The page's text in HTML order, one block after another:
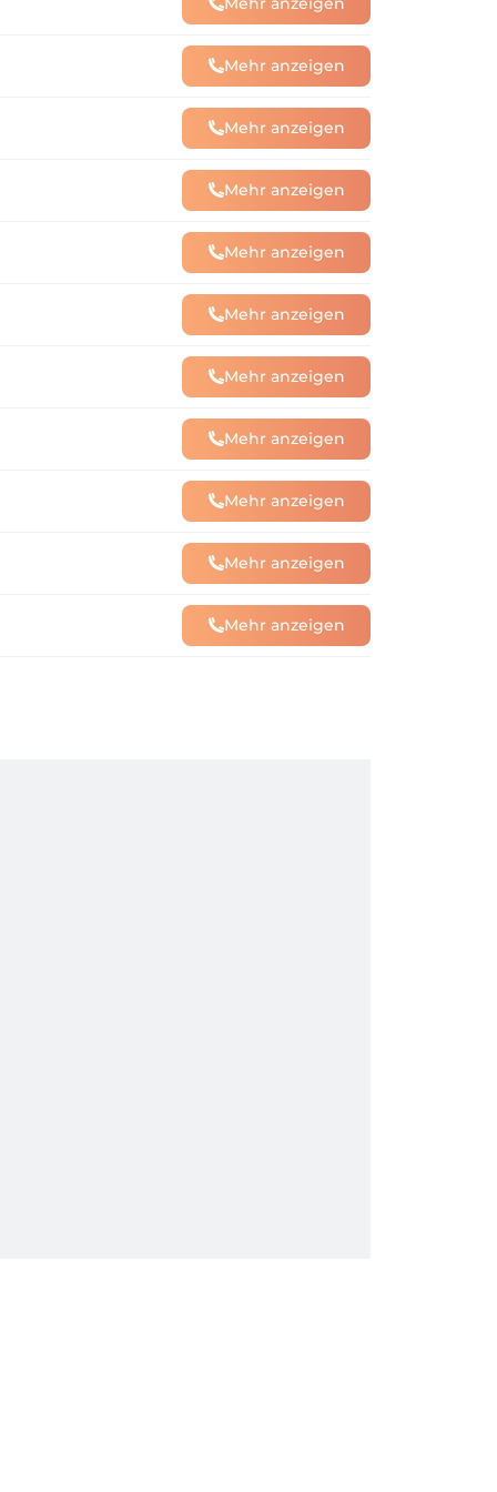
Mehr anzeigen
Mehr anzeigen
Mehr anzeigen
Mehr anzeigen
Mehr anzeigen
Mehr anzeigen
Mehr anzeigen
Mehr anzeigen
Mehr anzeigen
Mehr anzeigen